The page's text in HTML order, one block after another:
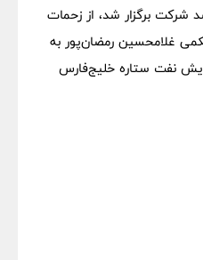
شرکت برگزار شد، از زحمات
غلامحسین رمضان‌پور به‌
نفت ستاره خلیج‌فارس